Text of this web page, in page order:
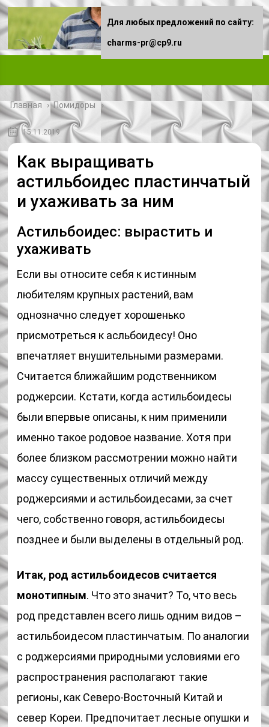
Главная › Помидоры
15.11.2019
Как выращивать
астильбоидес пластинчатый
и ухаживать за ним
Астильбоидес: вырастить и
ухаживать
Если вы относите себя к истинным
любителям крупных растений, вам
однозначно следует хорошенько
присмотреться к асльбоидесу! Оно
впечатляет внушительными размерами.
Считается ближайшим родственником
роджерсии. Кстати, когда астильбоидесы
были впервые описаны, к ним применили
именно такое родовое название. Хотя при
более близком рассмотрении можно найти
массу существенных отличий между
роджерсиями и астильбоидесами, за счет
чего, собственно говоря, астильбоидесы
позднее и были выделены в отдельный род.
Итак, род астильбоидесов считается
монотипным. Что это значит? То, что весь
род представлен всего лишь одним видов –
астильбоидесом пластинчатым. По аналогии
с роджерсиями природными условиями его
распространения располагают такие
регионы, как Северо-Восточный Китай и
север Кореи. Предпочитает лесные опушки и
Для любых предложений по сайту:
charms-pr@cp9.ru